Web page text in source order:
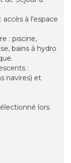
accès à l'espace
: piscine,
bains à hydro
:
navires) et
lors